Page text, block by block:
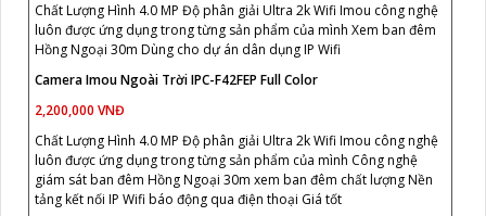
Chất Lượng Hình 4.0 MP Độ phân giải Ultra 2k Wifi Imou công nghệ
luôn được ứng dụng trong từng sản phẩm của mình Xem ban đêm
Hồng Ngoại 30m Dùng cho dự án dân dụng IP Wifi
Camera Imou Ngoài Trời IPC-F42FEP Full Color
2,200,000 VNĐ
Chất Lượng Hình 4.0 MP Độ phân giải Ultra 2k Wifi Imou công nghệ
luôn được ứng dụng trong từng sản phẩm của mình Công nghệ
giám sát ban đêm Hồng Ngoại 30m xem ban đêm chất lượng Nền
tảng kết nối IP Wifi báo động qua điện thoại Giá tốt